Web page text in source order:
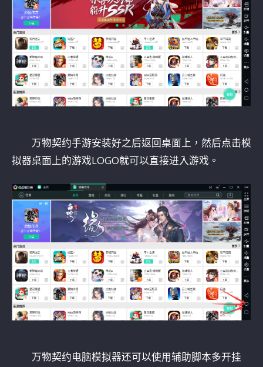
万物契约手游安装好之后返回桌面上，然后点击模
拟器桌面上的游戏LOGO就可以直接进入游戏。
万物契约电脑模拟器还可以使用辅助脚本多开挂